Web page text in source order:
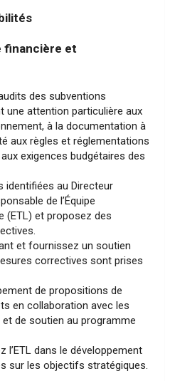
financière et
des subventions
une attention particulière aux
à la documentation à
aux règles et réglementations
exigences budgétaires des
identifiées au Directeur
de l’Équipe
(ETL) et proposez des
et fournissez un soutien
correctives sont prises
de propositions de
en collaboration avec les
de soutien au programme
l’ETL dans le développement
sur les objectifs stratégiques.